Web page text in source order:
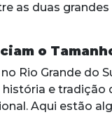
as duas
o
Rio Grande do
e
Aqui estão